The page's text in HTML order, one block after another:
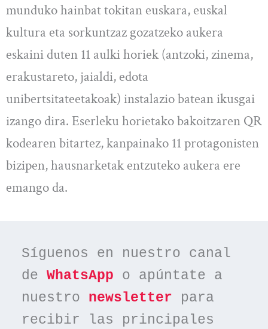
munduko hainbat tokitan euskara, euskal
kultura eta sorkuntzaz gozatzeko aukera
eskaini duten 11 aulki horiek (antzoki, zinema,
erakustareto, jaialdi, edota
unibertsitateetakoak) instalazio batean ikusgai
izango dira. Eserleku horietako bakoitzaren QR
kodearen bitartez, kanpainako 11 protagonisten
bizipen, hausnarketak entzuteko aukera ere
emango da.
Síguenos en nuestro canal
de WhatsApp o apúntate a
nuestro newsletter para
recibir las principales